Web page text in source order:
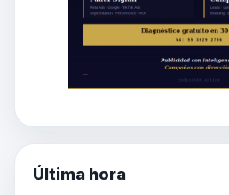
Última hora